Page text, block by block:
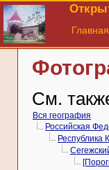
Главная
См.
Вся география
Российская
Республика